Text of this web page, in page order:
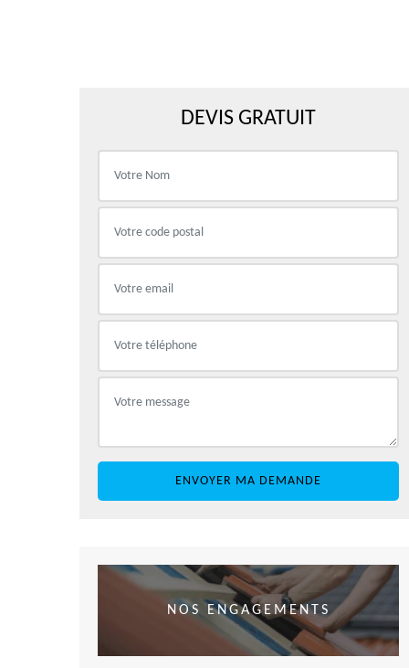
DEVIS GRATUIT
NOS ENGAGEMENTS